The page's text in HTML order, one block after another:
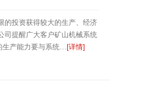
的投资获得较大的生产、经济
司提醒广大客户矿山机械系统
生产能力要与系统…[详情]